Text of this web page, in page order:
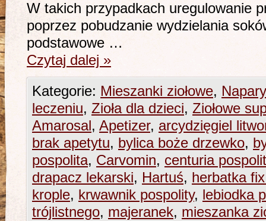
W takich przypadkach uregulowanie
poprzez pobudzanie wydzielania
podstawowe …
Czytaj dalej »
Kategorie: Mieszanki ziołowe,
leczeniu, Zioła dla dzieci, Ziołowe
Amarosal, Apetizer, arcydzięgiel
brak apetytu, bylica boże drzewko,
pospolita, Carvomin, centuria
drapacz lekarski, Hartuś, herbatka
krople, krwawnik pospolity, lebiodka
trójlistnego, majeranek, mieszanka